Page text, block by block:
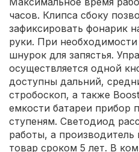
часов. Клипса сбоку
зафиксировать фонарик
руки. При
шнурок для запястья.
осуществляется одной
доступны дальний,
стробоскоп, а также
емкости батареи прибор
ступеням. Светодиод
работы, а
товар сроком 5 лет. В